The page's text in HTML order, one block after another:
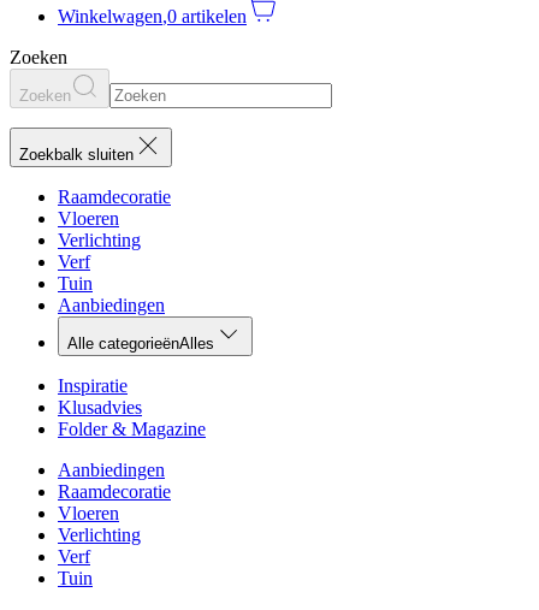
Winkelwagen,0 artikelen
Zoeken
Zoeken
Zoekbalk sluiten
Raamdecoratie
Vloeren
Verlichting
Verf
Tuin
Aanbiedingen
Alle categorieënAlles
Inspiratie
Klusadvies
Folder & Magazine
Aanbiedingen
Raamdecoratie
Vloeren
Verlichting
Verf
Tuin